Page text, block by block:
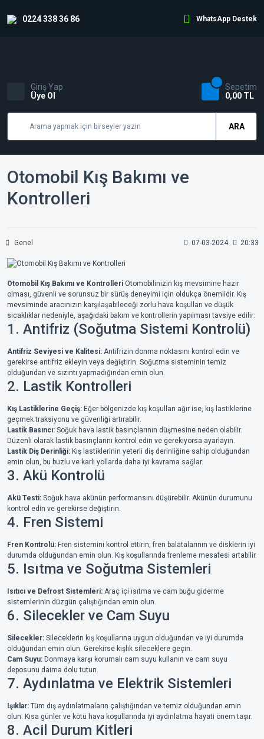
0224 338 36 86 WhatsApp Destek
ARA
Giriş Yap
Üye Ol
Sepetim
0,00 TL
Otomobil Kış Bakımı ve
Kontrolleri
Genel 07-03-2024 20:33
Otomobil Kış Bakımı ve Kontrolleri Otomobilinizin kış mevsimine hazır
olması, güvenli ve sorunsuz bir sürüş deneyimi için oldukça önemlidir. Kış
mevsiminde aracınızın karşılaşabileceği zorlu hava koşulları ve düşük
sıcaklıklar nedeniyle, aşağıdaki bakım ve kontrollerin yapılması tavsiye edilir:
1. Antifriz (Soğutma Sistemi Kontrolü)
Antifriz Seviyesi ve Kalitesi: Antifrizin donma noktasını kontrol edin ve
gerekirse antifriz ekleyin veya değiştirin. Soğutma sisteminin temiz
olduğundan ve sızıntı yapmadığından emin olun.
2. Lastik Kontrolleri
Kış Lastiklerine Geçiş: Eğer bölgenizde kış koşulları ağır ise, kış lastiklerine
geçmek traksiyonu ve güvenliği artırabilir.
Lastik Basıncı: Soğuk hava lastik basınçlarının düşmesine neden olabilir.
Düzenli olarak lastik basınçlarını kontrol edin ve gerekiyorsa ayarlayın.
Lastik Diş Derinliği: Kış lastiklerinin yeterli diş derinliğine sahip olduğundan
emin olun, bu buzlu ve karlı yollarda daha iyi kavrama sağlar.
3. Akü Kontrolü
Akü Testi: Soğuk hava akünün performansını düşürebilir. Akünün durumunu
kontrol edin ve gerekirse değiştirin.
4. Fren Sistemi
Fren Kontrolü: Fren sistemini kontrol ettirin, fren balatalarının ve disklerin iyi
durumda olduğundan emin olun. Kış koşullarında frenleme mesafesi artabilir.
5. Isıtma ve Soğutma Sistemleri
Isıtıcı ve Defrost Sistemleri: Araç içi ısıtma ve cam buğu giderme
sistemlerinin düzgün çalıştığından emin olun.
6. Silecekler ve Cam Suyu
Silecekler: Sileceklerin kış koşullarına uygun olduğundan ve iyi durumda
olduğundan emin olun. Gerekirse kışlık sileceklere geçin.
Cam Suyu: Donmaya karşı korumalı cam suyu kullanın ve cam suyu
deposunu daima dolu tutun.
7. Aydınlatma ve Elektrik Sistemleri
Işıklar: Tüm dış aydınlatmaların çalıştığından ve temiz olduğundan emin
olun. Kısa günler ve kötü hava koşullarında iyi aydınlatma hayati önem taşır.
8. Acil Durum Kitleri